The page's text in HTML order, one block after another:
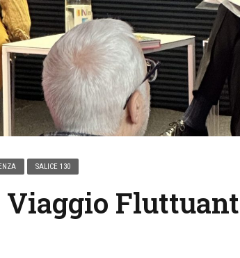
SALICE 130
Viaggio